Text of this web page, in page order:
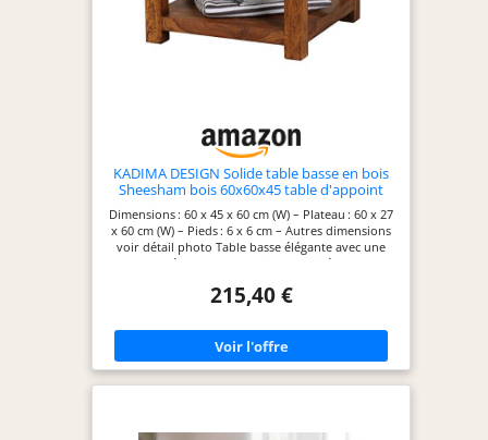
KADIMA DESIGN Solide table basse en bois
Sheesham bois 60x60x45 table d'appoint
Dimensions : 60 x 45 x 60 cm (W) – Plateau : 60 x 27
x 60 cm (W) – Pieds : 6 x 6 cm – Autres dimensions
voir détail photo Table basse élégante avec une
forme carrée avec compartiments – idéal pour les
article est unique et a le son de blé. Parce qu'il est
des variations de couleur ou chocs . FSC produits
certifiés : de sources responsables – Durabilité
dans matériaux utilisés Matériau : bois massif
sheesham – Rosewood
215,40 €